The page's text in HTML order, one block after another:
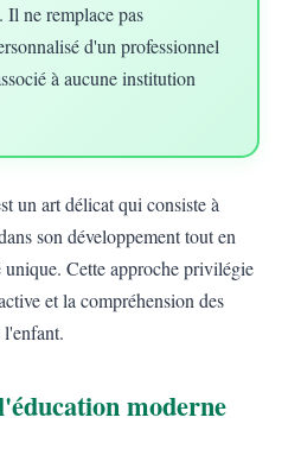
Il ne remplace pas
d'un professionnel
à aucune institution
un art délicat qui consiste à
son développement tout en
unique. Cette approche privilégie
et la compréhension des
l'enfant.
moderne